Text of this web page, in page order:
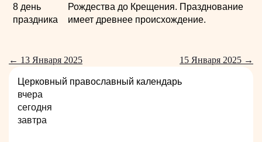
8 день
праздника
Рождества до Крещения. Празднование
имеет древнее происхождение.
← 13 Января 2025 15 Января 2025 →
Церковный православный календарь
вчера
сегодня
завтра